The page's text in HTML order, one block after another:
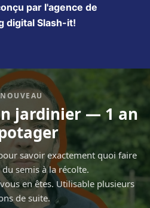
par l'agence de
digital Slash-it!
jardinier — 1 an
savoir exactement quoi faire
semis à la récolte.
en êtes. Utilisable plusieurs
de suite.